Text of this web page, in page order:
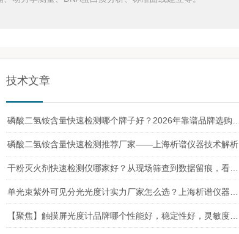
技术文章
磷酸二氢铵含量快速检测推荐厂家——上海析谱仪器技术解析